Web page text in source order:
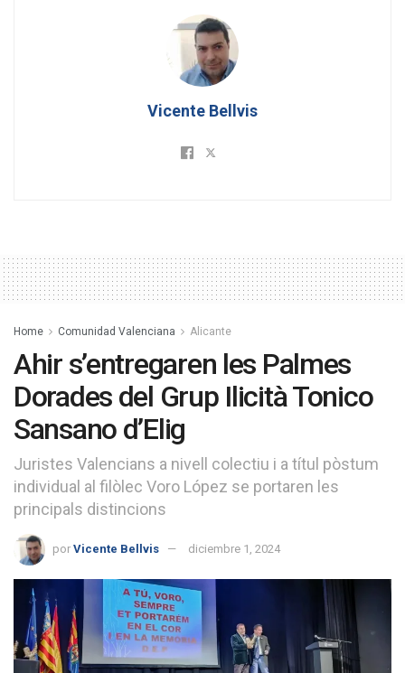
Vicente Bellvis
Home Comunidad Valenciana Alicante
Ahir s’entregaren les Palmes
Dorades del Grup Ilicità Tonico
Sansano d’Elig
Juristes Valencians a nivell colectiu i a títul pòstum
individual al filòlec Voro López se portaren les
principals distincions
por Vicente Bellvis diciembre 1, 2024